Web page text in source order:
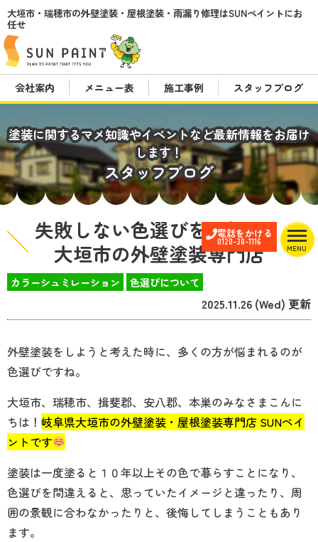
電話をかける
0120-38-1116
MENU
大垣市・瑞穂市の外壁塗装・屋根塗装・雨漏り修理はSUNペイントにお
任せ
会社案内 メニュー表 施工事例 スタッフブログ
塗装に関するマメ知識やイベントなど最新情報をお届け
します！
スタッフブログ
失敗しない色選びをご紹介
大垣市の外壁塗装専門店
カラーシュミレーション 色選びについて
2025.11.26 (Wed) 更新
外壁塗装をしようと考えた時に、多くの方が悩まれるのが
色選びですね。
大垣市、瑞穂市、揖斐郡、安八郡、本巣のみなさまこんに
ちは！ 岐阜県大垣市の外壁塗装・屋根塗装専門店 SUNペイ
ントです
塗装は一度塗ると１０年以上その色で暮らすことになり、
色選びを間違えると、思っていたイメージと違ったり、周
囲の景観に合わなかったりと、後悔してしまうこともあり
ます。